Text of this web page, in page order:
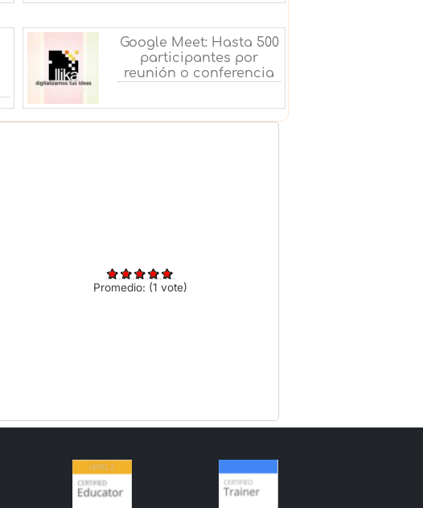
Google Meet: Hasta 500
participantes por
reunión o conferencia
Promedio: (1 vote)